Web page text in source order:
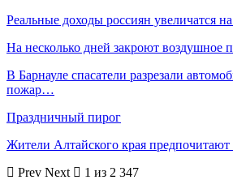
Реальные доходы россиян увеличатся
На несколько дней закроют воздушное
В Барнауле спасатели разрезали
пожар…
Праздничный пирог
Жители Алтайского края
Prev Next
1 из 2 347